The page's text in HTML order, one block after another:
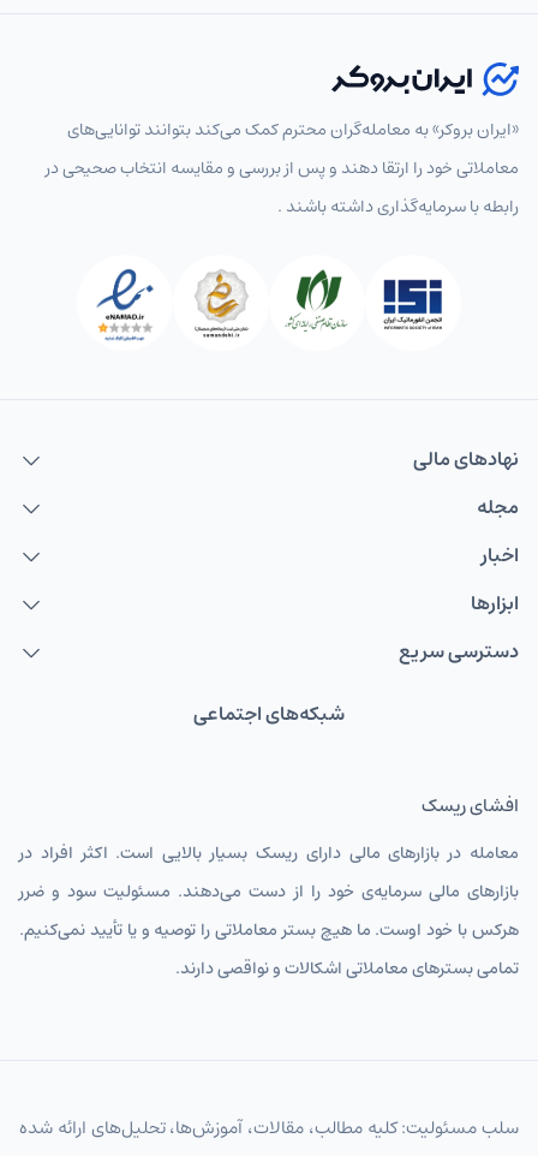
«ایران بروکر» به معامله‌گران محترم کمک می‌کند بتوانند توانایی‌های
معاملاتی خود را ارتقا دهند و پس از بررسی و مقایسه انتخاب‌ صحیحی در
رابطه با سرمایه‌گذاری داشته باشند .
نهاد‌های مالی
مجله
اخبار
ابزارها
دسترسی سریع
شبکه‌های اجتماعی
افشای ریسک
معامله در بازارهای مالی دارای ریسک بسیار بالایی است. اکثر افراد در
بازارهای مالی سرمایه‌ی خود را از دست می‌دهند. مسئولیت سود و ضرر
هرکس با خود اوست. ما هیچ بستر معاملاتی را توصیه و یا تأیید نمی‌کنیم.
تمامی بسترهای معاملاتی اشکالات و نواقصی دارند.
سلب مسئولیت: کلیه مطالب، مقالات، آموزش‌ها، تحلیل‌های ارائه شده